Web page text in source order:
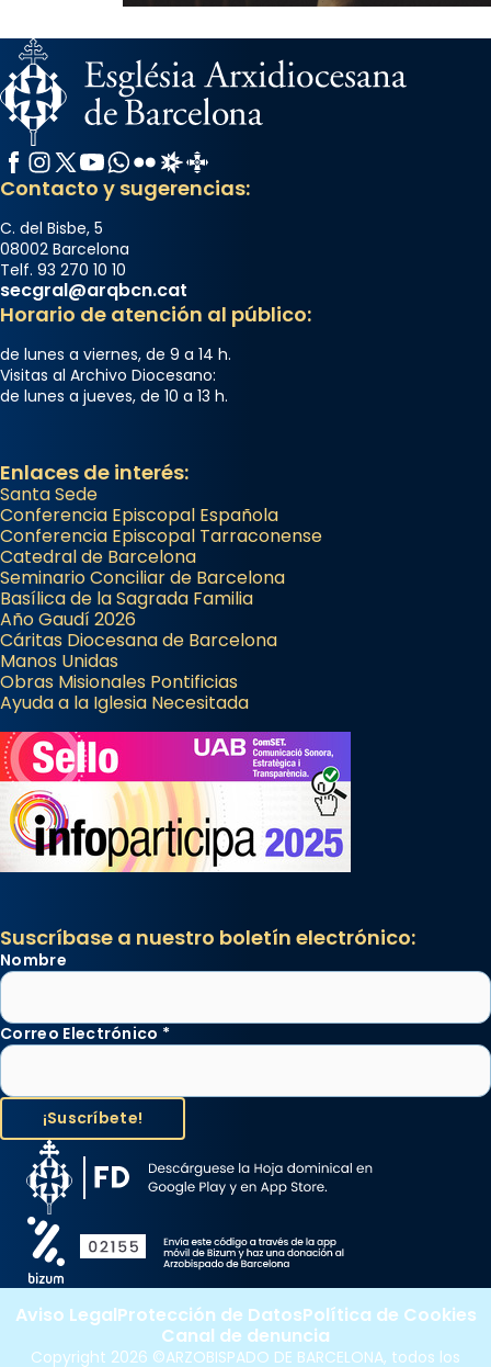
Facebook
Instagram
X / Twitter
YouTube
WhatsApp
FlickrRadio Estel
Catalunya Cristiana
Contacto y sugerencias:
C. del Bisbe, 5
08002 Barcelona
Telf. 93 270 10 10
secgral@arqbcn.cat
Horario de atención al público:
de lunes a viernes, de 9 a 14 h.
Visitas al Archivo Diocesano:
de lunes a jueves, de 10 a 13 h.
Enlaces de interés:
Santa Sede
Conferencia Episcopal Española
Conferencia Episcopal Tarraconense
Catedral de Barcelona
Seminario Conciliar de Barcelona
Basílica de la Sagrada Familia
Año Gaudí 2026
Cáritas Diocesana de Barcelona
Manos Unidas
Obras Misionales Pontificias
Ayuda a la Iglesia Necesitada
Suscríbase a nuestro boletín electrónico:
Nombre
Correo Electrónico *
Copyright 2026 ©ARZOBISPADO DE BARCELONA, todos los
Aviso LegalProtección de DatosPolítica de Cookies
Canal de denuncia